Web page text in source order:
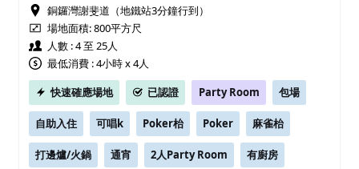
銅鑼灣謝斐道（地鐵站3分鐘行到）
場地面積:800平方尺
人數 : 4 至 25人
最低消費 : 4小時 x 4人
快速確應場地
已認證 Party Room 包場
自助入住 可唱k Poker枱 Poker 麻雀枱
打邊爐/火鍋 通宵 2人Party Room 有廚房